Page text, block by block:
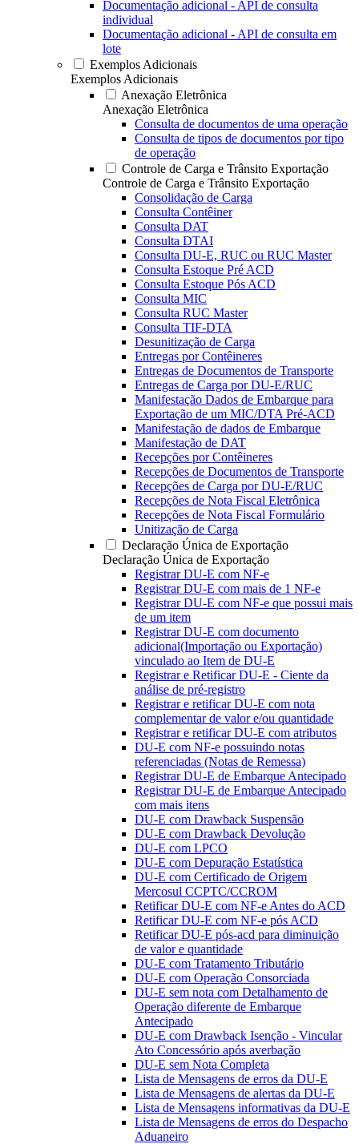
Documentação adicional - API de consulta
individual
Documentação adicional - API de consulta em
lote
Exemplos Adicionais
Exemplos Adicionais
Anexação Eletrônica
Anexação Eletrônica
Consulta de documentos de uma operação
Consulta de tipos de documentos por tipo
de operação
Controle de Carga e Trânsito Exportação
Controle de Carga e Trânsito Exportação
Consolidação de Carga
Consulta Contêiner
Consulta DAT
Consulta DTAI
Consulta DU-E, RUC ou RUC Master
Consulta Estoque Pré ACD
Consulta Estoque Pós ACD
Consulta MIC
Consulta RUC Master
Consulta TIF-DTA
Desunitização de Carga
Entregas por Contêineres
Entregas de Documentos de Transporte
Entregas de Carga por DU-E/RUC
Manifestação Dados de Embarque para
Exportação de um MIC/DTA Pré-ACD
Manifestação de dados de Embarque
Manifestação de DAT
Recepções por Contêineres
Recepções de Documentos de Transporte
Recepções de Carga por DU-E/RUC
Recepções de Nota Fiscal Eletrônica
Recepções de Nota Fiscal Formulário
Unitização de Carga
Declaração Única de Exportação
Declaração Única de Exportação
Registrar DU-E com NF-e
Registrar DU-E com mais de 1 NF-e
Registrar DU-E com NF-e que possui mais
de um item
Registrar DU-E com documento
adicional(Importação ou Exportação)
vinculado ao Item de DU-E
Registrar e Retificar DU-E - Ciente da
análise de pré-registro
Registrar e retificar DU-E com nota
complementar de valor e/ou quantidade
Registrar e retificar DU-E com atributos
DU-E com NF-e possuindo notas
referenciadas (Notas de Remessa)
Registrar DU-E de Embarque Antecipado
Registrar DU-E de Embarque Antecipado
com mais itens
DU-E com Drawback Suspensão
DU-E com Drawback Devolução
DU-E com LPCO
DU-E com Depuração Estatística
DU-E com Certificado de Origem
Mercosul CCPTC/CCROM
Retificar DU-E com NF-e Antes do ACD
Retificar DU-E com NF-e pós ACD
Retificar DU-E pós-acd para diminuição
de valor e quantidade
DU-E com Tratamento Tributário
DU-E com Operação Consorciada
DU-E sem nota com Detalhamento de
Operação diferente de Embarque
Antecipado
DU-E com Drawback Isenção - Vincular
Ato Concessório após averbação
DU-E sem Nota Completa
Lista de Mensagens de erros da DU-E
Lista de Mensagens de alertas da DU-E
Lista de Mensagens informativas da DU-E
Lista de Mensagens de erros do Despacho
Aduaneiro